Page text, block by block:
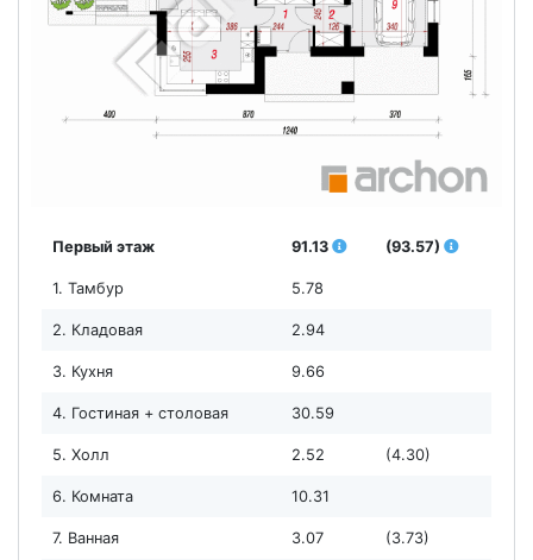
Первый этаж 91.13 (93.57)
1. Тамбур 5.78
2. Кладовая 2.94
3. Кухня 9.66
4. Гостиная + столовая 30.59
5. Холл 2.52 (4.30)
6. Комната 10.31
7. Ванная 3.07 (3.73)